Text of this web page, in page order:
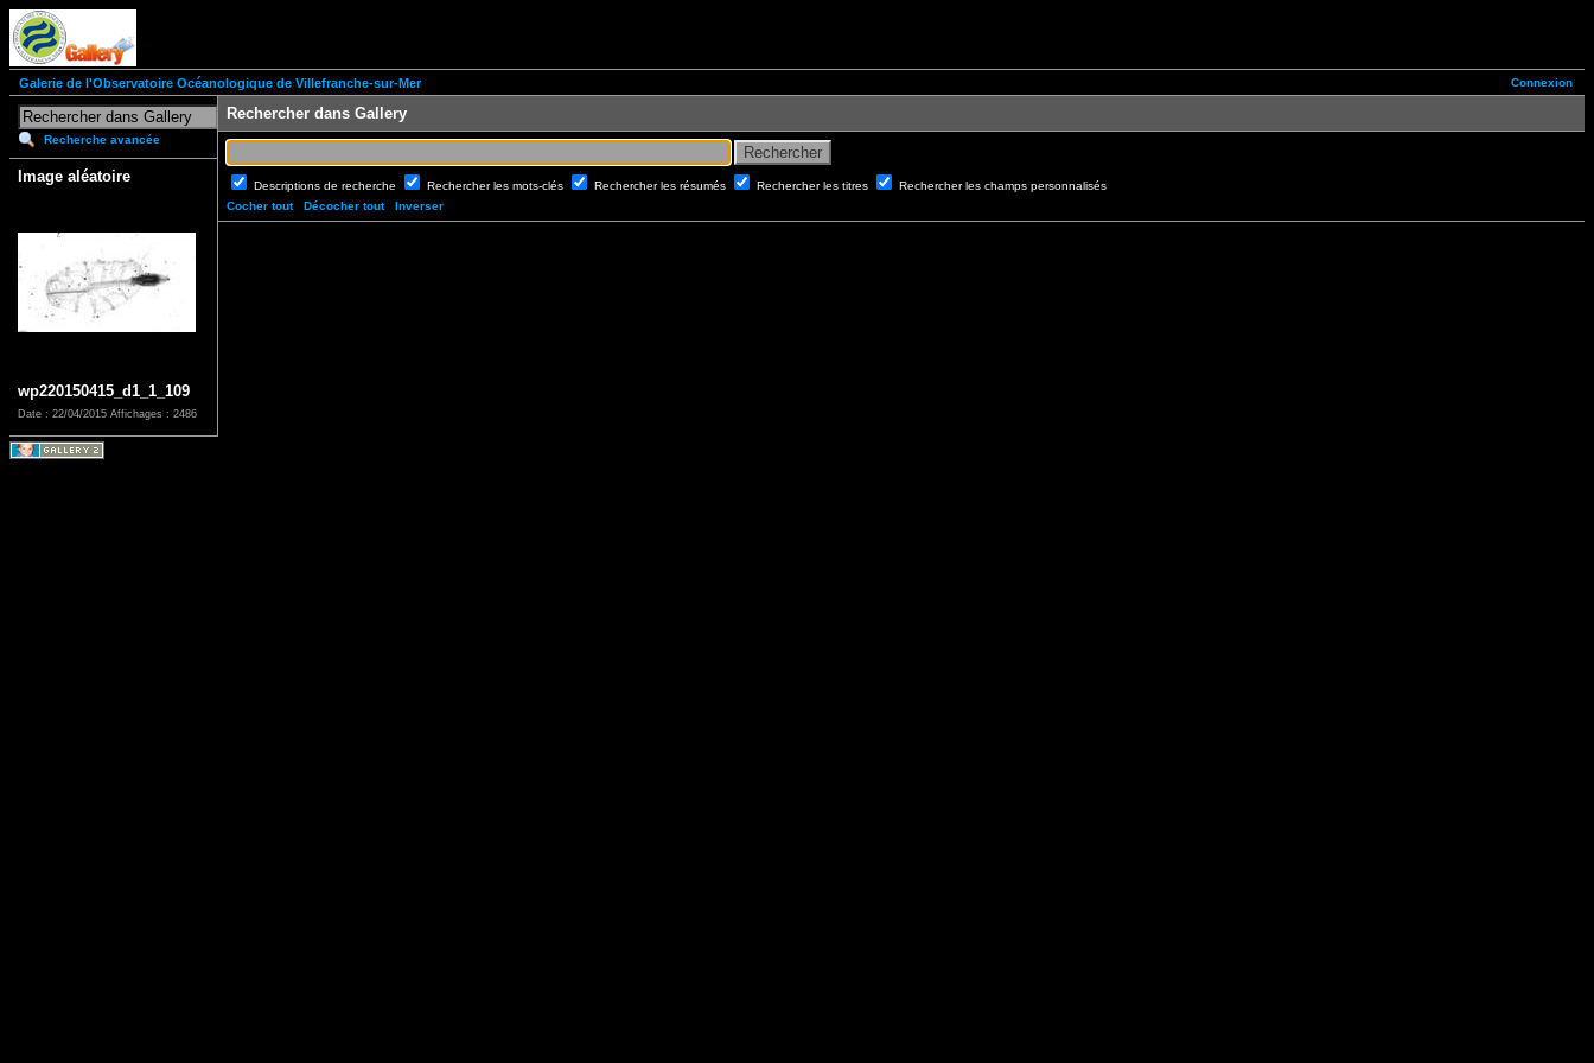
Connexion
Galerie de l'Observatoire Océanologique de Villefranche-sur-Mer
Recherche avancée
Image aléatoire
wp220150415_d1_1_109
Date : 22/04/2015 Affichages : 2486
Rechercher dans Gallery
Descriptions de recherche Rechercher les mots-clés Rechercher les résumés Rechercher les titres
Rechercher les champs personnalisés
Cocher tout
Décocher tout Inverser